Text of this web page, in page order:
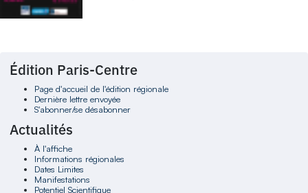
Édition Paris-Centre
Page d'accueil de l'édition régionale
Dernière lettre envoyée
S'abonner/se désabonner
Actualités
À l'affiche
Informations régionales
Dates Limites
Manifestations
Potentiel Scientifique